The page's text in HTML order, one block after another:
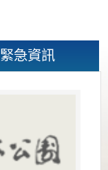
緊急資訊